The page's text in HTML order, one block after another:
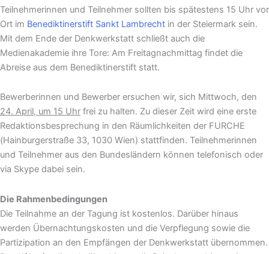
Teilnehmerinnen und Teilnehmer sollten bis spätestens 15 Uhr vor
Ort im Benediktinerstift Sankt Lambrecht in der Steiermark sein.
Mit dem Ende der Denkwerkstatt schließt auch die
Medienakademie ihre Tore: Am Freitagnachmittag findet die
Abreise aus dem Benediktinerstift statt.
Bewerberinnen und Bewerber ersuchen wir, sich Mittwoch, den
24. April, um 15 Uhr frei zu halten. Zu dieser Zeit wird eine erste
Redaktionsbesprechung in den Räumlichkeiten der FURCHE
(Hainburgerstraße 33, 1030 Wien) stattfinden. Teilnehmerinnen
und Teilnehmer aus den Bundesländern können telefonisch oder
via Skype dabei sein.
Die Rahmenbedingungen
Die Teilnahme an der Tagung ist kostenlos. Darüber hinaus
werden Übernachtungskosten und die Verpflegung sowie die
Partizipation an den Empfängen der Denkwerkstatt übernommen.